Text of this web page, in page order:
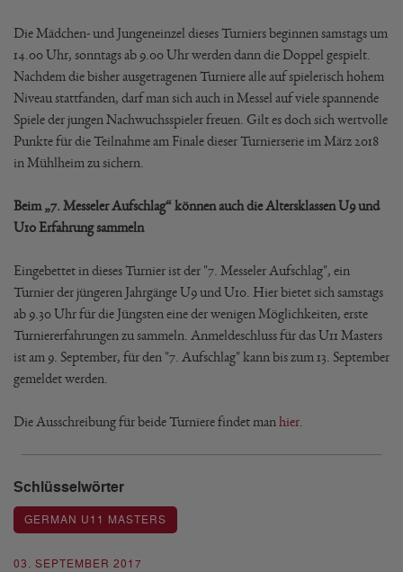
03. SEPTEMBER 2017
Die Mädchen- und Jungeneinzel dieses Turniers beginnen samstags um
14.00 Uhr, sonntags ab 9.00 Uhr werden dann die Doppel gespielt.
Nachdem die bisher ausgetragenen Turniere alle auf spielerisch hohem
Niveau stattfanden, darf man sich auch in Messel auf viele spannende
Spiele der jungen Nachwuchsspieler freuen. Gilt es doch sich wertvolle
Punkte für die Teilnahme am Finale dieser Turnierserie im März 2018
in Mühlheim zu sichern.
Beim „7. Messeler Aufschlag“ können auch die Altersklassen U9 und
U10 Erfahrung sammeln
Eingebettet in dieses Turnier ist der "7. Messeler Aufschlag", ein
Turnier der jüngeren Jahrgänge U9 und U10. Hier bietet sich samstags
ab 9.30 Uhr für die Jüngsten eine der wenigen Möglichkeiten, erste
Turniererfahrungen zu sammeln. Anmeldeschluss für das U11 Masters
ist am 9. September, für den "7. Aufschlag" kann bis zum 13. September
gemeldet werden.
Die Ausschreibung für beide Turniere findet man hier
Schlüsselwörter
GERMAN U11 MASTERS